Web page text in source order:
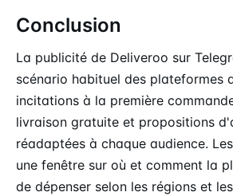
Conclusion
La publicité de Deliveroo sur
scénario habituel des plateformes
incitations à la première
livraison gratuite et propositions
réadaptées à chaque audience.
une fenêtre sur où et comment la
de dépenser selon les régions et